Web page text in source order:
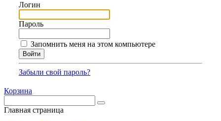
Логин
Пароль
Запомнить меня на этом компьютере
Забыли свой пароль?
Корзина
Главная страница